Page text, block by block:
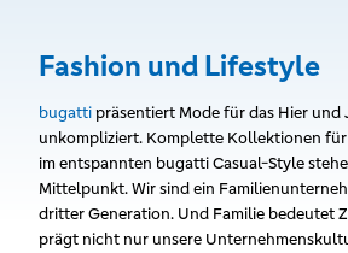
Fashion und Lifestyle
bugattipräsentiert Mode für das Hier und
unkompliziert. Komplette Kollektionen
im entspannten bugatti Casual-Style
Mittelpunkt. Wir sind ein
dritter Generation. Und Familie bedeutet
prägt nicht nur unsere